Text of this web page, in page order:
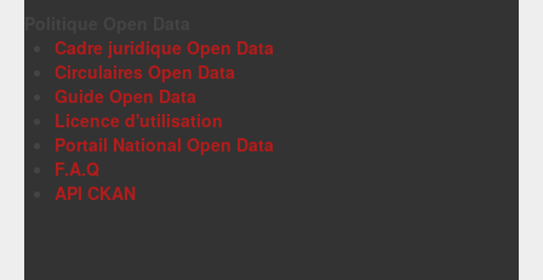
Cadre juridique Open Data
Circulaires Open Data
Guide Open Data
Licence d'utilisation
Portail National Open Data
F.A.Q
API CKAN